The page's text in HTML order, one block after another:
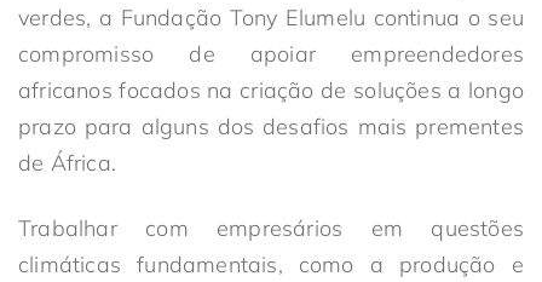
verdes, a Fundação Tony Elumelu continua o seu
compromisso de apoiar empreendedores
africanos focados na criação de soluções a longo
prazo para alguns dos desafios mais prementes
de África.
Trabalhar com empresários em questões
climáticas fundamentais, como a produção e